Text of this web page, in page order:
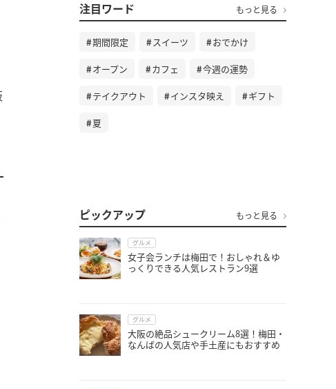
注目ワード もっと見る
期間限定 スイーツ おでかけ
オープン カフェ 今週の運勢
テイクアウト インスタ映え ギフト
夏
ピックアップ もっと見る
グルメ
女子会ランチは梅田で！おしゃれ＆ゆ
っくりできる人気レストラン9選
グルメ
大阪の絶品シュークリーム8選！梅田・
なんばの人気店や手土産にもおすすめ